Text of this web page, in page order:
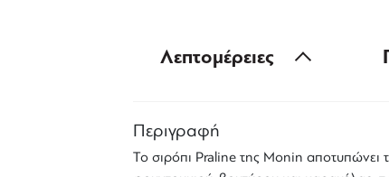
Λεπτομέρειες
Περιγραφή
Το σιρόπι Praline της Monin αποτυπώνει